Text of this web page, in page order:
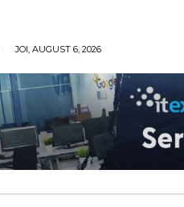
JOI, AUGUST 6, 2026